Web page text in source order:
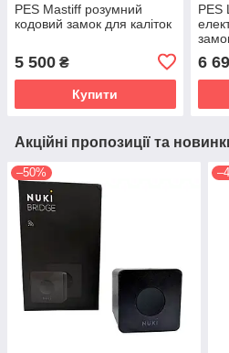
PES Mastiff розумний
кодовий замок для каліток
5 500 ₴
Купити
PES
6
Акційні пропозиції та
–50%